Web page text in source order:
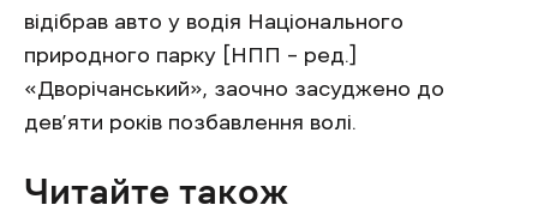
відібрав авто у водія Національного
природного парку [НПП – ред.]
«Дворічанський», заочно засуджено до
дев’яти років позбавлення волі.
Читайте також